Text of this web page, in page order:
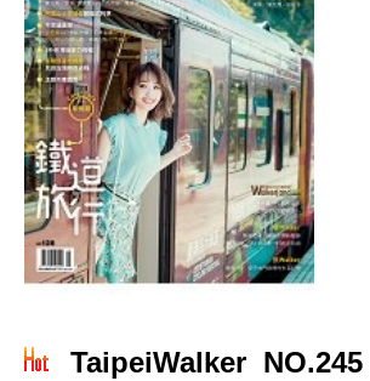
TaipeiWalker NO.245